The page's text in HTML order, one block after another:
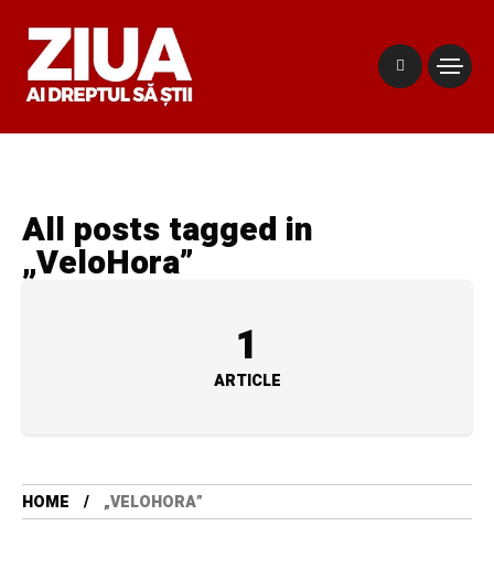
All posts tagged in
„VeloHora”
1
ARTICLE
HOME „VELOHORA”